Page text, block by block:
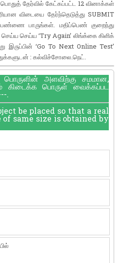
பொதுத் தேர்வில் கேட்கப்பட்ட 12 வினாக்கள்
விடையை தேர்ந்தெடுத்து SUBMIT
பாருங்கள். மதிப்பெண் குறைந்து
செய்ய செய்ய ‘Try Again’ லிங்க்கை கிளிக்
இருப்பின் ‘Go To Next Online Test’
: கல்விச்சோலை.நெட்.
பொருளின் அளவிற்கு சமமான,
கிடைக்க பொருள் வைக்கப்பட
.
be placed so that a real
same size is obtained by